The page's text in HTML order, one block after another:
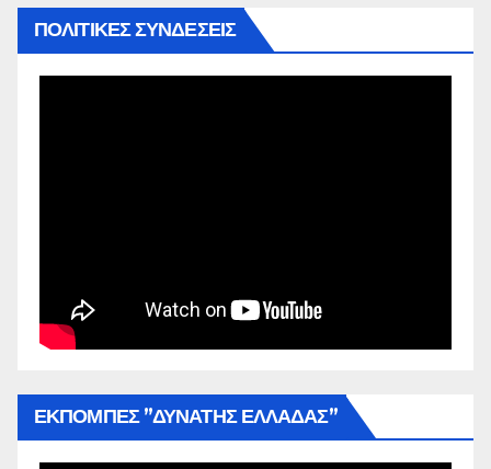
ΠΟΛΙΤΙΚΕΣ ΣΥΝΔΕΣΕΙΣ
ΕΚΠΟΜΠΕΣ ”ΔΥΝΑΤΗΣ ΕΛΛΑΔΑΣ”